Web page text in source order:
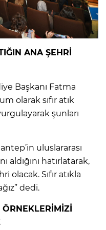
ANA ŞEHRİ
Başkanı Fatma
olarak sıfır atık
şunları
uluslararası
aldığını hatırlatarak,
olacak. Sıfır atıkla
dedi.
ÖRNEKLERİMİZİ